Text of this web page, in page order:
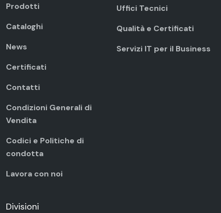
Prodotti
Cataloghi
News
Certificati
Contatti
Condizioni Generali di
Vendita
Codici e Politiche di
condotta
Lavora con noi
Uffici Tecnici
Qualità e Certificati
Servizi IT per il Business
Divisioni